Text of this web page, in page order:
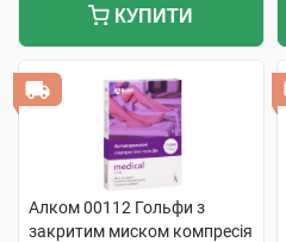
КУПИТИ
Алком 00112 Гольфи з
закритим миском компресія